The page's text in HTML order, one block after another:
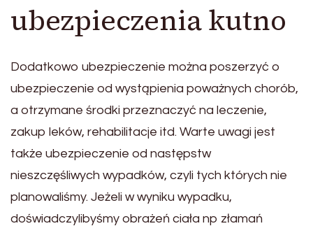
ubezpieczenia kutno
Dodatkowo ubezpieczenie można poszerzyć o
ubezpieczenie od wystąpienia poważnych chorób,
a otrzymane środki przeznaczyć na leczenie,
zakup leków, rehabilitacje itd. Warte uwagi jest
także ubezpieczenie od następstw
nieszczęśliwych wypadków, czyli tych których nie
planowaliśmy. Jeżeli w wyniku wypadku,
doświadczylibyśmy obrażeń ciała np złamań